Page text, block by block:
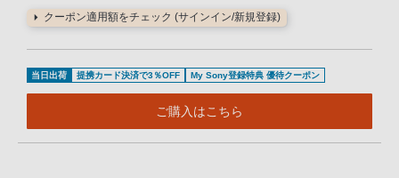
クーポン適用額をチェック (サインイン/新規登録)
当日出荷 提携カード決済で3％OFF My Sony登録特典 優待クーポン
ご購入はこちら